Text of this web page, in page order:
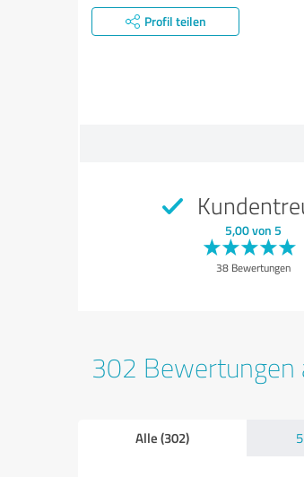
Profil teilen
5,00 von 5
38 Bewertungen
302 Bewertungen
Alle (302)